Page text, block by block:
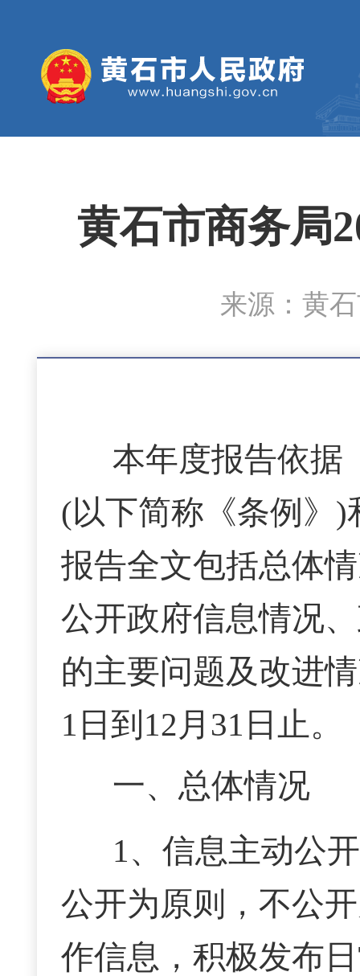
黄石市商务局
来源：黄
本年度报告依据
(以下简称《条例》
报告全文包括总体
公开政府信息情况
的主要问题及改进
1日到12月31日止。
一、总体情况
1、信息主动公
公开为原则，不公
作信息，积极发布